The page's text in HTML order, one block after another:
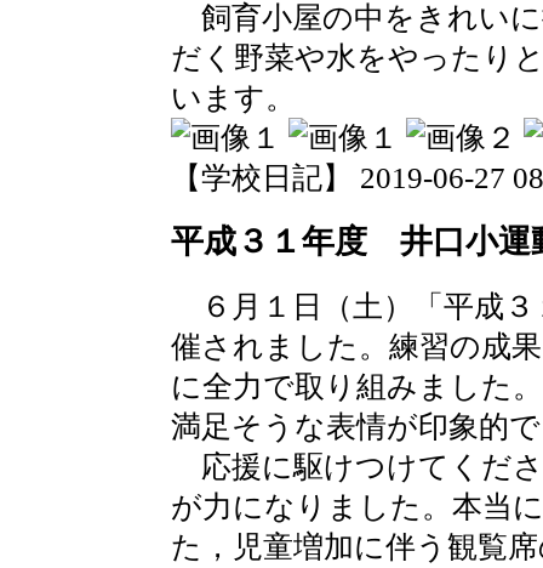
飼育小屋の中をきれい
だく野菜や水をやったり
います。
【学校日記】 2019-06-27
平成３１年度 井口小運
６月１日（土）「平成
催されました。練習の成
に全力で取り組みました
満足そうな表情が印象的
応援に駆けつけてくだ
が力になりました。本当
た，児童増加に伴う観覧